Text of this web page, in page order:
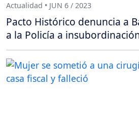
Actualidad • JUN 6 / 2023
Pacto Histórico denuncia a
a la Policía a